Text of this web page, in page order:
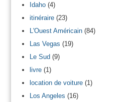
Idaho(4)
itinéraire(23)
L'Ouest Américain(84)
Las Vegas (19)
Le Sud(9)
livre(1)
location de voiture(1)
Los Angeles (16)